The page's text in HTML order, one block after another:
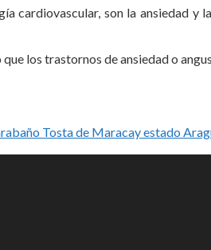
cardiovascular, son la ansiedad y
los trastornos de ansiedad o
Tosta de Maracay estado